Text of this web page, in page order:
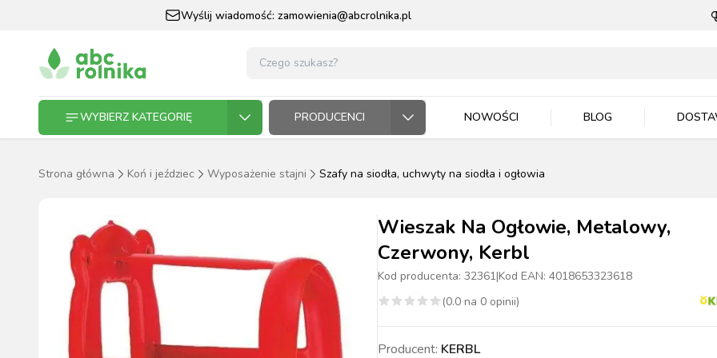
Wyślij wiadomość: zamowienia@abcrolnika.pl
WYBIERZ KATEGORIĘ
RĘKAWICE ROBOCZE
WIADRA,
ZWIERZĘTA DOMOWE
PIES KOT PTAKI
KOŃ I JEŹDZIEC
MASZYNKI DO
OGRODNICTWO
NASIONA NAWOZY ZIEMIA I PODŁOŻA
BYDŁO TRZODA DRÓB
BYDŁO TRZODA DRÓB
PRODUCENCI NOWOŚCI BLOG
Strona główna Koń i jeździec Wyposażenie stajni Szafy na siodła, uchwyty na siodła i ogłowia
Wieszak Na Ogłowie, Metalowy,
Czerwony, Kerbl
Kod producenta: 32361|Kod EAN: 4018653323618
(0.0 na 0 opinii)
Producent: KERBL